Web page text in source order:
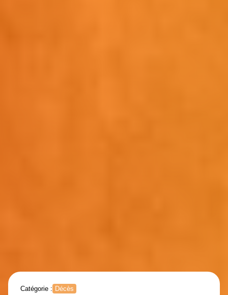
Catégorie : Décès